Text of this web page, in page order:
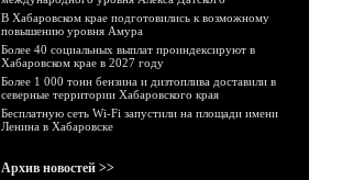
В Хабаровском крае подготовились к возможному
повышению уровня Амура
Более 40 социальных выплат проиндексируют в
Хабаровском крае в 2027 году
Более 1 000 тонн бензина и дизтоплива доставили в
северные территории Хабаровского края
Бесплатную сеть Wi-Fi запустили на площади имени
Ленина в Хабаровске
Архив новостей >>